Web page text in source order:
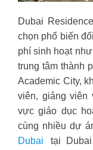
Dubai
chọn phổ biến
phí sinh hoạt
trung tâm thành
Academic City,
viên, giảng viên
vực giáo dục
cùng nhiều dự
Dubai
tại